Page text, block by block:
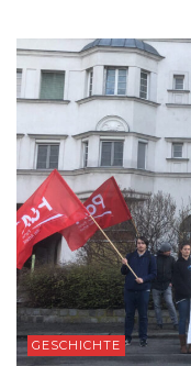
GESCHICHTE